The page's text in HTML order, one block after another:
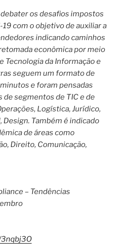
debater os desafios impostos
com o objetivo de auxiliar a
indicando caminhos
econômica por meio
Tecnologia da Informação e
seguem um formato de
e foram pensadas
de segmentos de TIC e de
Logística, Jurídico,
Design. Também é indicado
de áreas como
Direito, Comunicação,
– Tendências